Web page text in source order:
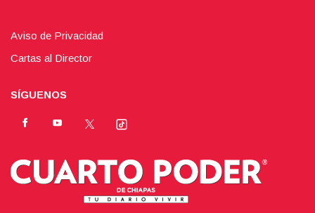
Aviso de Privacidad
Cartas al Director
SÍGUENOS